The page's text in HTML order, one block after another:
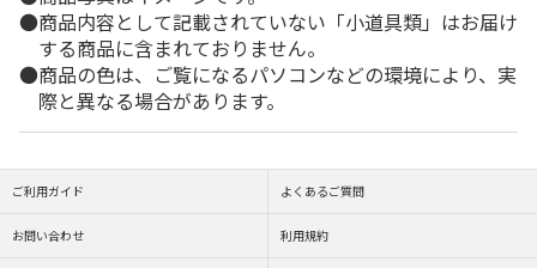
商品内容として記載されていない「小道具類」はお届け
する商品に含まれておりません。
商品の色は、ご覧になるパソコンなどの環境により、実
際と異なる場合があります。
ご利用ガイド よくあるご質問
お問い合わせ 利用規約